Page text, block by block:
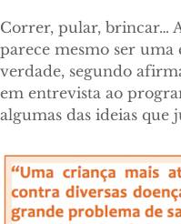
Correr, pular, brincar…
parece mesmo ser
verdade, segundo
em entrevista ao
algumas das ideias que